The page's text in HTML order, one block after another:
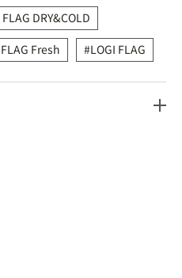
DRY&COLD
Fresh LOGI FLAG